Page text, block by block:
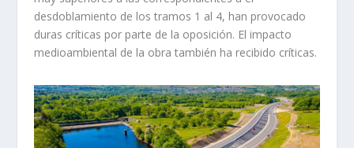
desdoblamiento de los tramos 1 al 4, han provocado
duras críticas por parte de la oposición. El impacto
medioambiental de la obra también ha recibido críticas.